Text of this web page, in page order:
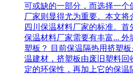
可或缺的一部分，而选择一个
厂家则显得尤为重要。本文将
四川保温材料厂家的标准。首
保温材料厂家需要有丰富... 外
塑板？
目前保温隔热用挤塑
温建材，挤塑板由废旧塑料回
定的环保性，再加上它的保温